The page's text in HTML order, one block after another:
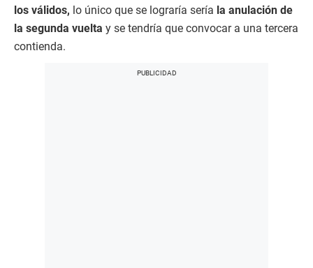
los válidos, lo único que se lograría sería la anulación de
la segunda vuelta y se tendría que convocar a una tercera
contienda.